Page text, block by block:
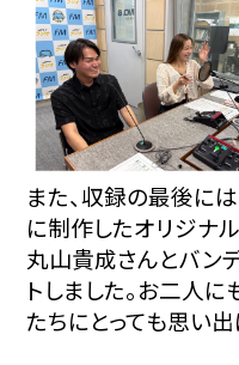
また、収録の最後に
に制作したオリジナ
丸山貴成さんとバン
トしました。お二人
たちにとっても思い